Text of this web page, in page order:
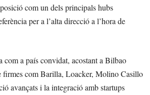
com un dels principals hubs
per a l’alta direcció a l’hora de
com a país convidat, acostant a Bilbao
firmes com Barilla, Loacker, Molino Casillo
avançats i la integració amb startups